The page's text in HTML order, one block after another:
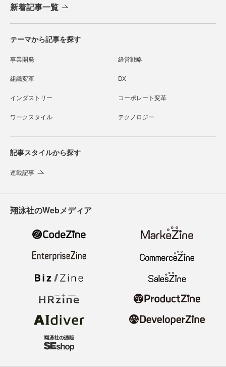
新着記事一覧
テーマから記事を探す
事業開発 経営戦略
組織変革 DX
インダストリー コーポレート変革
ワークスタイル テクノロジー
記事スタイルから探す
連載記事
翔泳社のWebメディア